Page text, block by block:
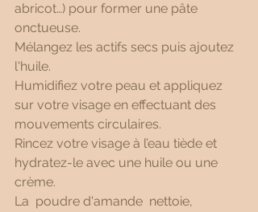
abricot…) pour former une pâte
onctueuse.
Mélangez les actifs secs puis ajoutez
l'huile.
Humidifiez votre peau et appliquez
sur votre visage en effectuant des
mouvements circulaires.
Rincez votre visage à l’eau tiède et
hydratez-le avec une huile ou une
crème.
La  poudre d'amande  nettoie,